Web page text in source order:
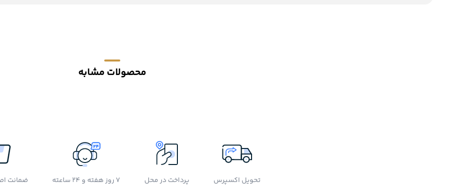
محصولات مشابه
تحویل اکسپرس پرداخت در محل 7 روز هفته و 24 ساعته ضمانت